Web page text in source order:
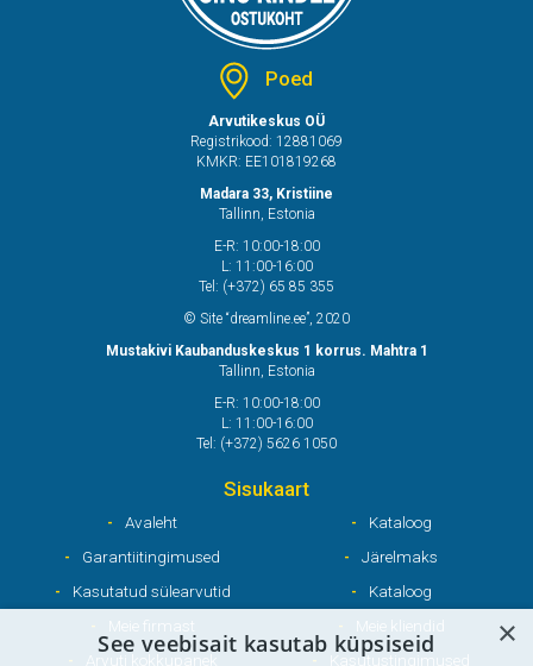
Poed
Arvutikeskus OÜ
Registrikood: 12881069
KMKR: EE101819268
Madara 33, Kristiine
Tallinn, Estonia
E-R: 10:00-18:00
L: 11:00-16:00
Tel: (+372) 65 85 355
© Site “dreamline.ee”, 2020
Mustakivi Kaubanduskeskus 1 korrus. Mahtra 1
Tallinn, Estonia
E-R: 10:00-18:00
L: 11:00-16:00
Tel: (+372) 5626 1050
Sisukaart
Avaleht
Kataloog
Garantiitingimused
Järelmaks
Kasutatud sülearvutid
Kataloog
Meie firmast
Meie kliendid
Arvuti kokkupanek
Kasutustingimused
×
See veebisait kasutab küpsiseid